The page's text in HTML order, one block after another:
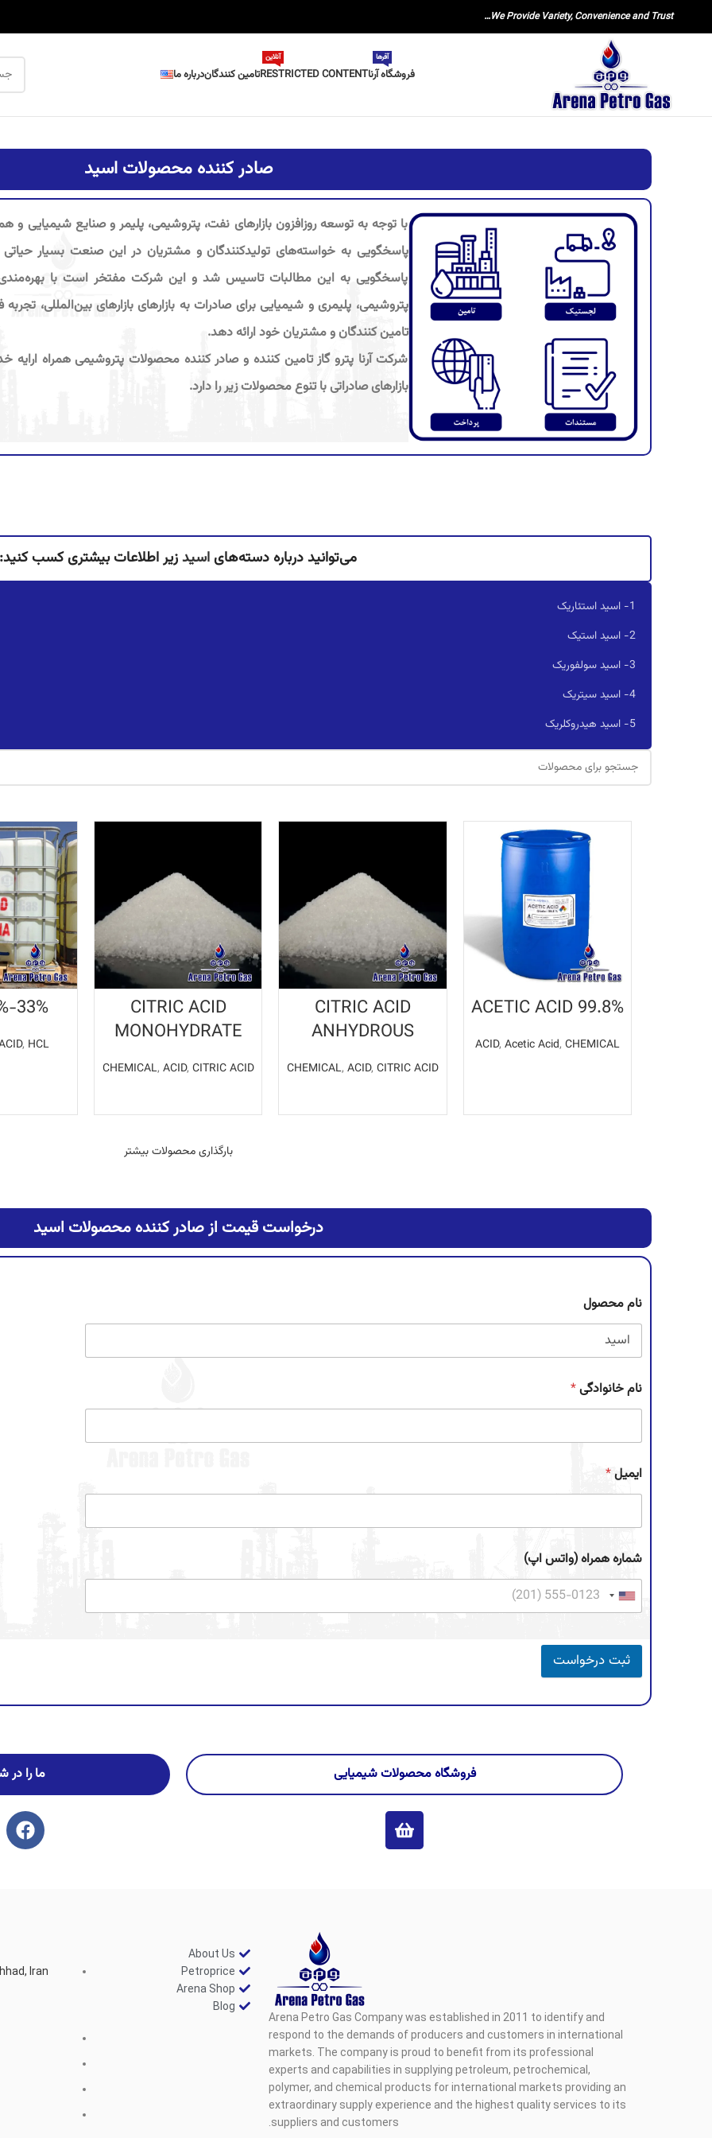
We Provide Variety, Convenience and Trust…
فروشگاه آرنا
آفرها
RESTRICTED CONTENT
آنلاین
تامین کنندگاندرباره ما
صادر کننده محصولات اسید
با توجه به توسعه روزافزون بازارهای نفت، پتروشیمی، پلیمر و صنایع شیمیایی
پاسخگویی به این مطالبات تاسیس شد و این شرکت مفتخر است با
پتروشیمی، پلیمری و شیمیایی برای صادرات به بازارهای بازارهای بین‌المللی،
تامین کنندگان و مشتریان خود ارائه دهد.
شرکت آرنا پترو گاز تامین کننده و صادر کننده محصولات پتروشیمی همراه
بازارهای صادراتی با تنوع محصولات زیر را دارد.
می‌توانید درباره دسته‌های اسیدزیر اطلاعات بیشتری کسب کنید:
1- اسید استئاریک
2- اسید استیک
3- اسید سولفوریک
4- اسید سیتریک
5- اسید هیدروکلریک
ACETIC ACID 99.8%
ACID, Acetic Acid, CHEMICAL
CITRIC ACID
ANHYDROUS
CHEMICAL, ACID, CITRIC ACID
CITRIC ACID
MONOHYDRATE
CHEMICAL, ACID, CITRIC ACID
33%
, HCL
بارگذاری محصولات بیشتر
درخواست قیمت از صادر کننده محصولات اسید
نام محصول
نام خانوادگی*
ایمیل*
شماره همراه (واتس اپ)
ثبت درخواست
فروشگاه محصولات شیمیایی ما را در
Arena Petro Gas Company was established in 2011 to identify and
respond to the demands of producers and customers in international
markets. The company is proud to benefit from its professional
experts and capabilities in supplying petroleum, petrochemical,
polymer, and chemical products for international markets providing an
extraordinary supply experience and the highest quality services to its
suppliers and customers.
About Us
Petroprice
Arena Shop
Blog
Iran